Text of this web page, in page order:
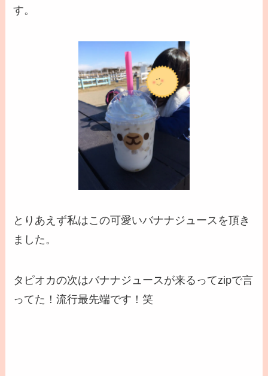
す。
とりあえず私はこの可愛いバナナジュースを頂き
ました。
タピオカの次はバナナジュースが来るってzipで言
ってた！流行最先端です！笑